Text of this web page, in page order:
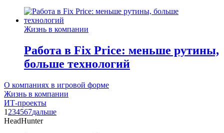
Жизнь в компании
Работа в Fix Price: меньше рутины,
больше технологий
О компаниях в игровой форме
Жизнь в компании
ИТ-проекты
1 234567дальше
HeadHunter